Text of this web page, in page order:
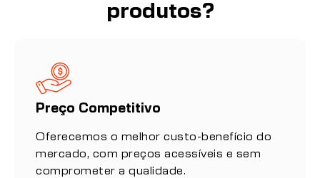
produtos?
Preço Competitivo
Oferecemos o melhor custo-benefício do
mercado, com preços acessíveis e sem
comprometer a qualidade.